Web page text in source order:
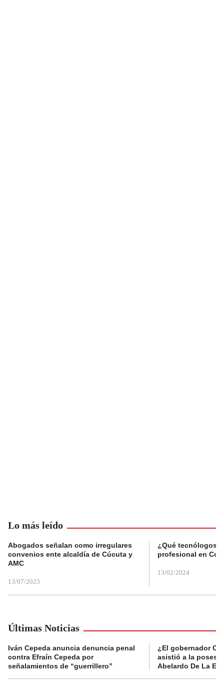
Lo más leído
Abogados señalan como irregulares
convenios ente alcaldía de Cúcuta y
AMC
13/07/2023
¿Qué tecnólogos
profesional en
13/02/2024
Últimas Noticias
Iván Cepeda anuncia denuncia penal
contra Efraín Cepeda por
señalamientos de “guerrillero”
¿El gobernador
asistió a la
Abelardo De La